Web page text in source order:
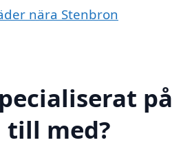
nära Stenbron
på
till med?